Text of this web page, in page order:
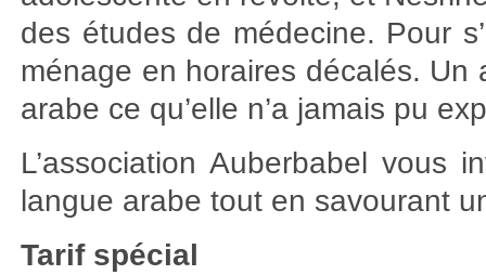
des études de médecine. Pour
ménage en horaires décalés. Un
arabe ce qu’elle n’a jamais pu
L’association Auberbabel vous
langue arabe tout en savourant
Tarif spécial